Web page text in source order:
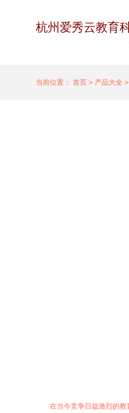
杭州爱秀云教育
当前位置： 首页 > 产品大全 >
在当今竞争日益激烈的